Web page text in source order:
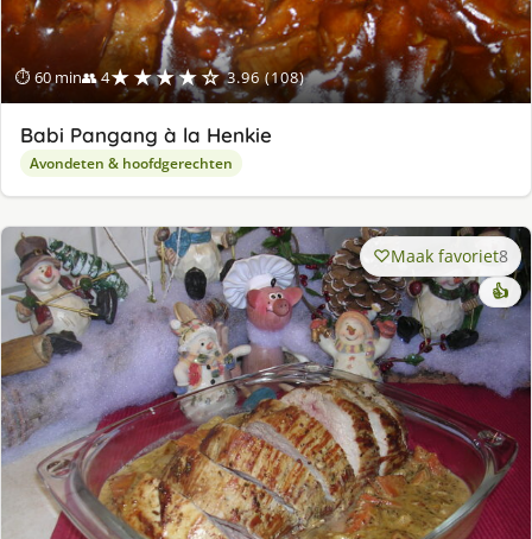
⏱ 60 min👥 4★★★★☆ 3.96 (108)
Babi Pangang à la Henkie
Avondeten & hoofdgerechten
Maak favoriet8
👍